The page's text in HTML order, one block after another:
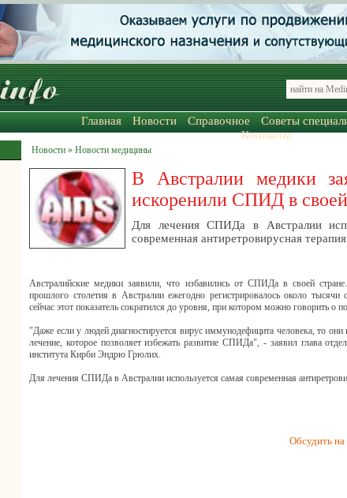
Главная Новости Справочное Советы
Контакты
Новости » Новости медицины
В Австралии медики
искоренили СПИД в своей
Для лечения СПИДа в Австралии
современная антиретровирусная терапия
Австралийские медики заявили, что избавились от СПИДа в своей
прошлого столетия в Австралии ежегодно регистрировалось около
сейчас этот показатель сократился до уровня, при котором можно говорить о
"Даже если у людей диагностируется вирус иммунодефицита человека, то
лечение, которое позволяет избежать развитие СПИДа", - заявил глава
института Кирби Эндрю Грюлих.
Для лечения СПИДа в Австралии используется самая современная
Обсудить